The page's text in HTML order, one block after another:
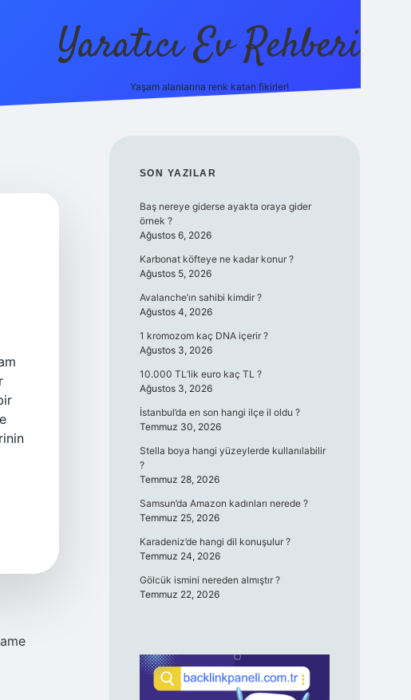
Yaratıcı Ev Rehberi
Yaşam alanlarına renk katan fikirler!
SIDEBAR
SON YAZILAR
Baş nereye giderse ayakta oraya gider
örnek ?
Ağustos 6, 2026
Karbonat köfteye ne kadar konur ?
Ağustos 5, 2026
Avalanche’ın sahibi kimdir ?
Ağustos 4, 2026
1 kromozom kaç DNA içerir ?
Ağustos 3, 2026
10.000 TL’lik euro kaç TL ?
Ağustos 3, 2026
İstanbul’da en son hangi ilçe il oldu ?
Temmuz 30, 2026
Stella boya hangi yüzeylerde kullanılabilir
?
Temmuz 28, 2026
Samsun’da Amazon kadınları nerede ?
Temmuz 25, 2026
Karadeniz’de hangi dil konuşulur ?
Temmuz 24, 2026
Gölcük ismini nereden almıştır ?
Temmuz 22, 2026